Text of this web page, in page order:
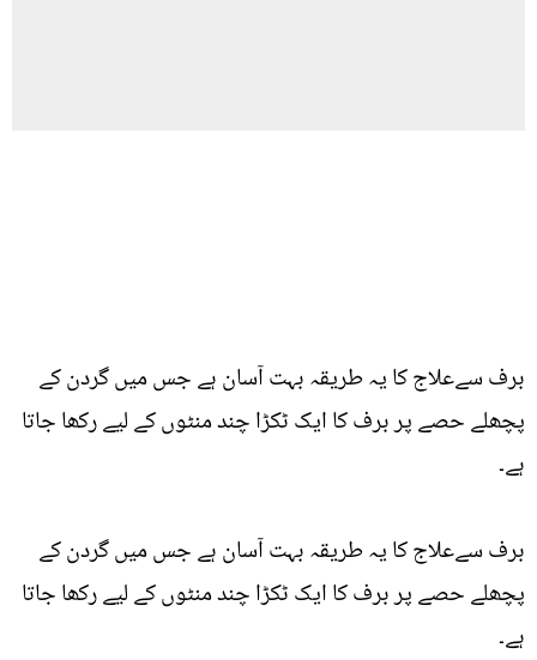
برف سےعلاج کا یہ طریقہ بہت آسان ہے جس میں گردن کے
پچھلے حصے پر برف کا ایک ٹکڑا چند منٹوں کے لیے رکھا جاتا
ہے۔
برف سےعلاج کا یہ طریقہ بہت آسان ہے جس میں گردن کے
پچھلے حصے پر برف کا ایک ٹکڑا چند منٹوں کے لیے رکھا جاتا
ہے۔